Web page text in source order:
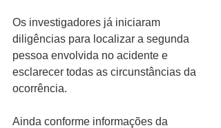
Os investigadores já iniciaram
diligências para localizar a segunda
pessoa envolvida no acidente e
esclarecer todas as circunstâncias da
ocorrência.
Ainda conforme informações da